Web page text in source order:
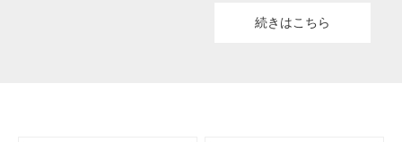
続きはこちら